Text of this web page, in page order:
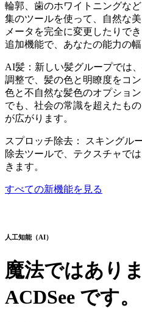
輪郭、歯のホワイトニングな
集のツールを使って、自然な
メータを完全に変更したりで
追加機能で、あなたの能力の
AI髪：新しい髪グループでは
調整で、髪の色と明瞭度をコ
色と不自然な髪色のオプショ
でも、社会の常識を超えたも
が広がります。
スプロッチ除去： スキングル
除去ツールで、テクスチャで
きます。
すべての新機能を見る
人工知能（AI）
魔法ではあり
ACDSee です。